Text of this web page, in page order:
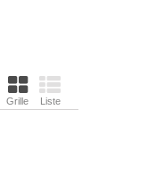
Grille Liste